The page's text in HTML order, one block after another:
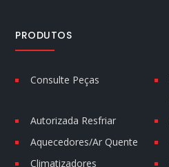
PRODUTOS
Consulte Peças
Autorizada Resfriar
Aquecedores/Ar Quente
Climatizadores